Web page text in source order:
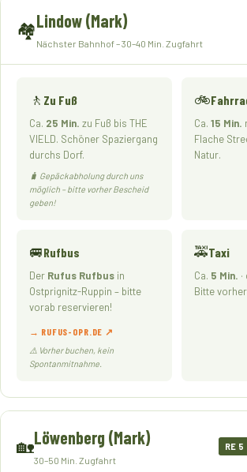
🏘️Lindow (Mark)
Nächster Bahnhof – 30–40 Min. Zugfahrt
🚶 Zu Fuß
Ca. 25 Min. zu Fuß bis THE
VIELD. Schöner Spaziergang
durchs Dorf.
🧳 Gepäckabholung durch uns
möglich – bitte vorher Bescheid
geben!
🚲
Ca. 15 Min.
Flache
Natur.
🚐Rufbus
Der Rufus Rufbus in
Ostprignitz-Ruppin – bitte
vorab reservieren!
→ RUFUS-OPR.DE ↗
⚠️ Vorher buchen, kein
Spontanmitnahme.
🚕Taxi
Ca. 5 Min.
Bitte
🏡Löwenberg (Mark)
30–50 Min. Zugfahrt
RE 5